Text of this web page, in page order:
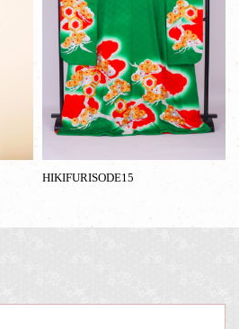
HIKIFURISODE15